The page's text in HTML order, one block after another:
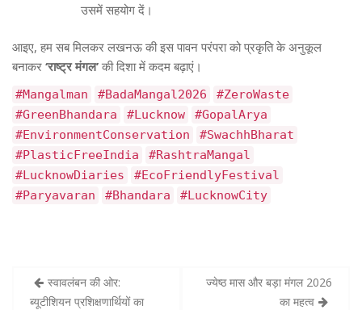
उसमें सहयोग दें।
आइए, हम सब मिलकर लखनऊ की इस पावन परंपरा को प्रकृति के अनुकूल
बनाकर ‘राष्ट्र मंगल’ की दिशा में कदम बढ़ाएं।
#Mangalman #BadaMangal2026
#ZeroWaste
#GreenBhandara
#Lucknow
#GopalArya
#EnvironmentConservation
#SwachhBharat
#PlasticFreeIndia
#RashtraMangal
#LucknowDiaries
#EcoFriendlyFestival
#Paryavaran
#Bhandara #LucknowCity
स्वावलंबन की ओर:
ब्यूटीशियन प्रशिक्षणार्थियों का
ज्येष्ठ मास और बड़ा मंगल 2026
का महत्व